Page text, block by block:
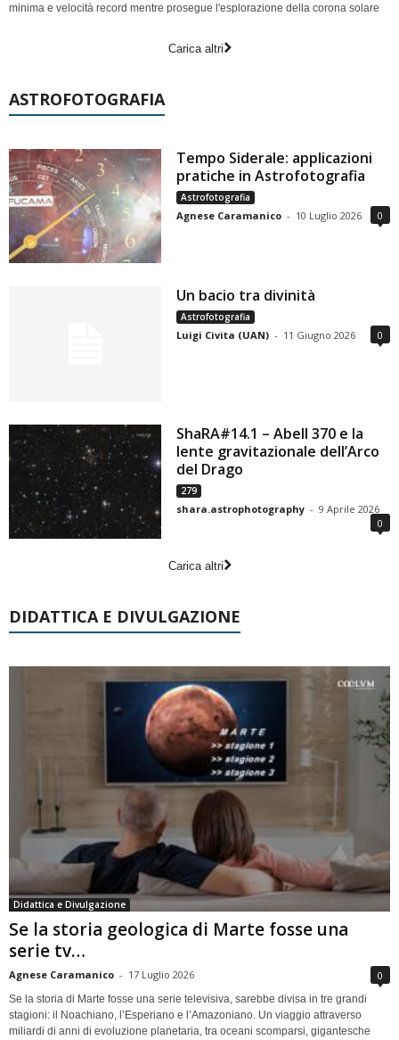
minima e velocità record mentre prosegue l'esplorazione della corona solare
Carica altri
ASTROFOTOGRAFIA
Tempo Siderale: applicazioni
pratiche in Astrofotografia
Astrofotografia
Agnese Caramanico - 10 Luglio 2026 0
Un bacio tra divinità
Astrofotografia
Luigi Civita (UAN) - 11 Giugno 2026 0
ShaRA#14.1 – Abell 370 e la
lente gravitazionale dell’Arco
del Drago
279
shara.astrophotography - 9 Aprile 2026
0
Carica altri
DIDATTICA E DIVULGAZIONE
Didattica e Divulgazione
Se la storia geologica di Marte fosse una
serie tv…
Agnese Caramanico - 17 Luglio 2026 0
Se la storia di Marte fosse una serie televisiva, sarebbe divisa in tre grandi
stagioni: il Noachiano, l’Esperiano e l’Amazoniano. Un viaggio attraverso
miliardi di anni di evoluzione planetaria, tra oceani scomparsi, gigantesche